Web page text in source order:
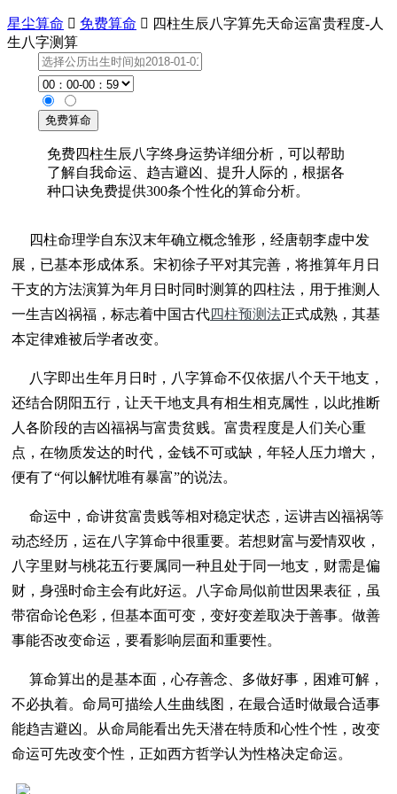
星尘算命  免费算命  四柱生辰八字算先天命运富贵程度-人
生八字测算
免费四柱生辰八字终身运势详细分析，可以帮助
了解自我命运、趋吉避凶、提升人际的，根据各
种口诀免费提供300条个性化的算命分析。
四柱命理学自东汉末年确立概念雏形，经唐朝李虚中发
展，已基本形成体系。宋初徐子平对其完善，将推算年月日
干支的方法演算为年月日时同时测算的四柱法，用于推测人
一生吉凶祸福，标志着中国古代四柱预测法正式成熟，其基
本定律难被后学者改变。
八字即出生年月日时，八字算命不仅依据八个天干地支，
还结合阴阳五行，让天干地支具有相生相克属性，以此推断
人各阶段的吉凶福祸与富贵贫贱。富贵程度是人们关心重
点，在物质发达的时代，金钱不可或缺，年轻人压力增大，
便有了“何以解忧唯有暴富”的说法。
命运中，命讲贫富贵贱等相对稳定状态，运讲吉凶福祸等
动态经历，运在八字算命中很重要。若想财富与爱情双收，
八字里财与桃花五行要属同一种且处于同一地支，财需是偏
财，身强时命主会有此好运。八字命局似前世因果表征，虽
带宿命论色彩，但基本面可变，变好变差取决于善事。做善
事能否改变命运，要看影响层面和重要性。
算命算出的是基本面，心存善念、多做好事，困难可解，
不必执着。命局可描绘人生曲线图，在最合适时做最合适事
能趋吉避凶。从命局能看出先天潜在特质和心性个性，改变
命运可先改变个性，正如西方哲学认为性格决定命运。